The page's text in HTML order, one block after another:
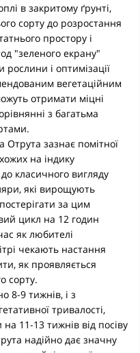
в закритому ґрунті,
сорту до розростання
простору і
"зеленого екрану"
рослини і оптимізації
вегетаційним
отримати міцні
з багатьма
Отрута зазнає помітної
на індику
класичного вигляду
які вирощують
за цим
цикл на 12 годин
як любителі
чекають настання
як проявляється
сорту.
8-9 тижнів, і з
тривалості,
11-13 тижнів від посіву
надійно дає значну